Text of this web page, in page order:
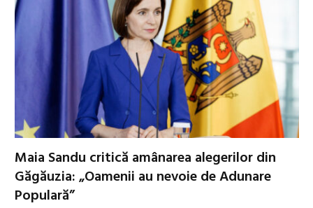
Maia Sandu critică amânarea alegerilor din
Găgăuzia: „Oamenii au nevoie de Adunare
Populară”